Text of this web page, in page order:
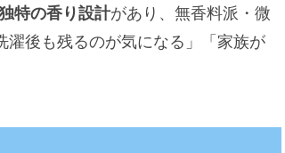
特の香り設計があり、無香料派・微
後も残るのが気になる」「家族が